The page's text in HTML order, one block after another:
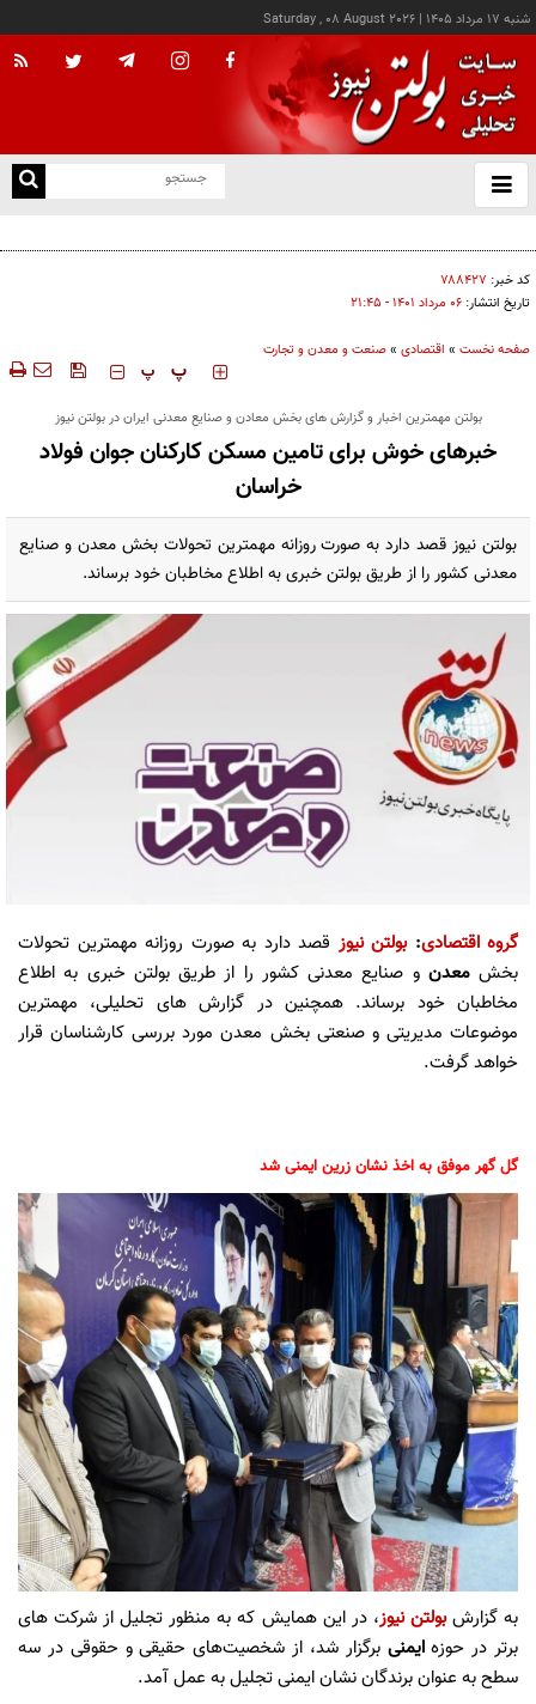
شنبه ۱۷ مرداد ۱۴۰۵ |
Saturday , 08 August 2026
باز
و
کد خبر: ۷۸۸۴۲۷
تاریخ انتشار: ۰۶ مرداد ۱۴۰۱ - ۲۱:۴۵
صفحه نخست » اقتصادی »صنعت و معدن و تجارت
‍‍‍ پ پ
بولتن مهمترین اخبار و گزارش های بخش معادن و صنایع معدنی ایران در بولتن نیوز
خبرهای خوش برای تامین مسکن کارکنان جوان فولاد
خراسان
بولتن نیوز قصد دارد به صورت روزانه مهمترین تحولات بخش معدن و صنایع
معدنی کشور را از طریق بولتن خبری به اطلاع مخاطبان خود برساند.
گروه اقتصادی: بولتن نیوز قصد دارد به صورت روزانه مهمترین تحولات
بخشمعدن و صنایع معدنی کشور را از طریق بولتن خبری به اطلاع
مخاطبان خود برساند. همچنین در گزارش های تحلیلی، مهمترین
موضوعات مدیریتی و صنعتی بخش معدن مورد بررسی کارشناسان قرار
خواهد گرفت.
گل گهر موفق به اخذ نشان زرین ایمنی شد
به گزارشبولتن نیوز، در این همایش که به منظور تجلیل از شرکت های
برتر در حوزهایمنی برگزار شد، از شخصیت‌های حقیقی و حقوقی در سه
سطح به عنوان برندگان نشان ایمنی تجلیل به عمل آمد.